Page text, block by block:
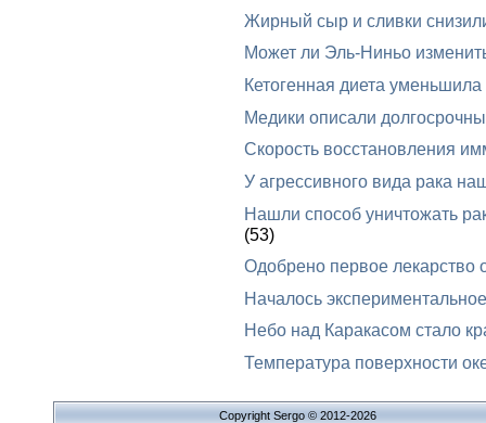
Жирный сыр и сливки
Может ли Эль-Ниньо
Кетогенная диета
Медики описали
Скорость восстановления
У агрессивного вида рака
Нашли способ уничтожать
(53)
Одобрено первое лекарство
Началось
Небо над Каракасом стало
Температура поверхности
Copyright Sergo © 2012-2026